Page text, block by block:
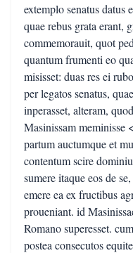
extemplo senatus datus
quae rebus grata erant,
commemorauit, quot
quantum frumenti eo
misisset: duas res ei
per legatos senatus,
inperasset, alteram,
Masinissam meminisse
partum auctumque et
contentum scire
sumere itaque eos de
emere ea ex fructibus
proueniant. id
Romano superesset.
postea consecutos